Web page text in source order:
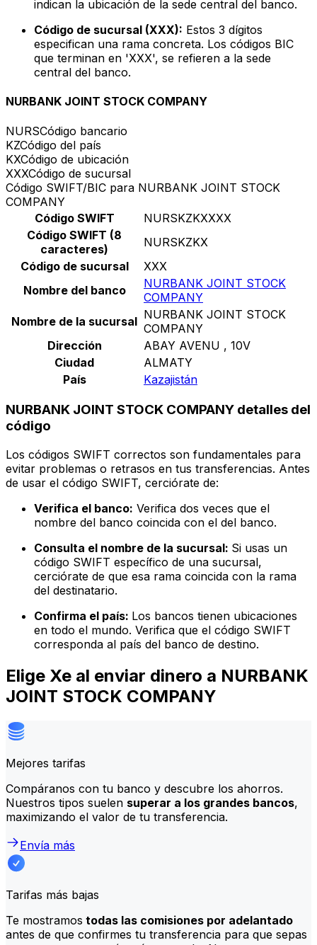
indican la ubicación de la sede central del banco.
Código de sucursal (XXX): Estos 3 dígitos
especifican una rama concreta. Los códigos BIC
que terminan en 'XXX', se refieren a la sede
central del banco.
NURBANK JOINT STOCK COMPANY
NURSCódigo bancario
KZCódigo del país
KXCódigo de ubicación
XXXCódigo de sucursal
Código SWIFT/BIC para NURBANK JOINT STOCK
COMPANY
Código SWIFT
NURSKZKXXXX
Código SWIFT (8
caracteres)
NURSKZKX
Código de sucursal
XXX
Nombre del banco
NURBANK JOINT STOCK
COMPANY
Nombre de la sucursal NURBANK JOINT STOCK
COMPANY
Dirección
ABAY AVENU , 10V
Ciudad
ALMATY
País
Kazajistán
NURBANK JOINT STOCK COMPANY detalles del
código
Los códigos SWIFT correctos son fundamentales para
evitar problemas o retrasos en tus transferencias. Antes
de usar el código SWIFT, cerciórate de:
Verifica el banco: Verifica dos veces que el
nombre del banco coincida con el del banco.
Consulta el nombre de la sucursal: Si usas un
código SWIFT específico de una sucursal,
cerciórate de que esa rama coincida con la rama
del destinatario.
Confirma el país: Los bancos tienen ubicaciones
en todo el mundo. Verifica que el código SWIFT
corresponda al país del banco de destino.
Elige Xe al enviar dinero a NURBANK
JOINT STOCK COMPANY
Mejores tarifas
Compáranos con tu banco y descubre los ahorros.
Nuestros tipos suelen superar a los grandes bancos,
maximizando el valor de tu transferencia.
Envía más
Tarifas más bajas
Te mostramos todas las comisiones por adelantado
antes de que confirmes tu transferencia para que sepas